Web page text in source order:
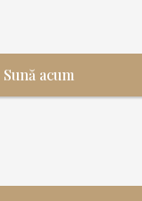
Sună acum